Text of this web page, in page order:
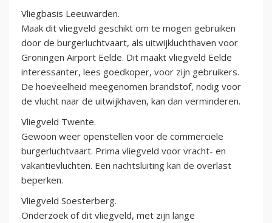
Vliegbasis Leeuwarden.
Maak dit vliegveld geschikt om te mogen gebruiken
door de burgerluchtvaart, als uitwijkluchthaven voor
Groningen Airport Eelde. Dit maakt vliegveld Eelde
interessanter, lees goedkoper, voor zijn gebruikers.
De hoeveelheid meegenomen brandstof, nodig voor
de vlucht naar de uitwijkhaven, kan dan verminderen.
Vliegveld Twente.
Gewoon weer openstellen voor de commerciële
burgerluchtvaart. Prima vliegveld voor vracht- en
vakantievluchten. Een nachtsluiting kan de overlast
beperken.
Vliegveld Soesterberg.
Onderzoek of dit vliegveld, met zijn lange